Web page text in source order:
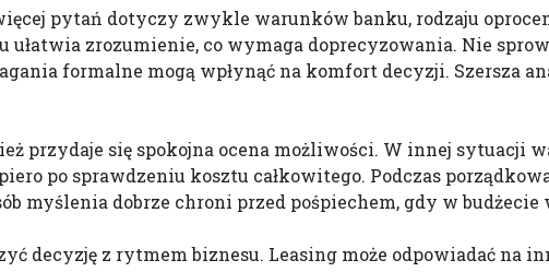
pytań dotyczy zwykle warunków banku, rodzaju
zrozumienie, co wymaga doprecyzowania. Nie
formalne mogą wpłynąć na komfort decyzji. Szersza
przydaje się spokojna ocena możliwości. W innej sytuacji
po sprawdzeniu kosztu całkowitego. Podczas
myślenia dobrze chroni przed pośpiechem, gdy w
decyzję z rytmem biznesu. Leasing może odpowiadać na